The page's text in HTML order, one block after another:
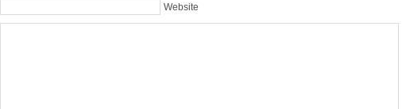
Website